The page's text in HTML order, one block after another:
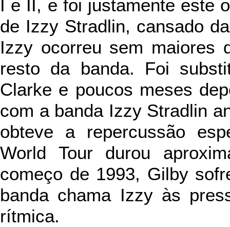
I e II, e foi justamente este
de Izzy Stradlin, cansado
Izzy ocorreu sem maiores
resto da banda. Foi
Clarke e poucos meses
com a banda Izzy Stradlin
obteve a repercussão
World Tour durou
começo de 1993, Gilby
banda chama Izzy às
rítmica.